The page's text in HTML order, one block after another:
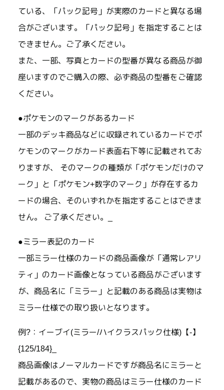
ている、「パック記号」が実際のカードと異なる場
合がございます。「パック記号」を指定することは
できません。ご了承ください。
また、一部、写真とカードの型番が異なる商品が御
座いますのでご購入の際、必ず商品の型番をご確認
ください。
●ポケモンのマークがあるカード
一部のデッキ商品などに収録されているカードでポ
ケモンのマークがカード表面右下等に記載されてお
りますが、 そのマークの種類が「ポケモンだけのマ
ーク」と「ポケモン+数字のマーク」が存在するカ
ードの場合、そのいずれかを指定することはできま
せん。 ご了承ください。_
●ミラー表記のカード
一部ミラー仕様のカードの商品画像が「通常レアリ
ティ」のカード画像となっている商品がございます
が、商品名に「ミラー」と記載のある商品は実物は
ミラー仕様での取り扱いとなります。
例?：イーブイ(ミラー/ハイクラスパック仕様)【-】
{125/184}_
商品画像はノーマルカードですが商品名にミラーと
記載があるので、実物の商品はミラー仕様のカード